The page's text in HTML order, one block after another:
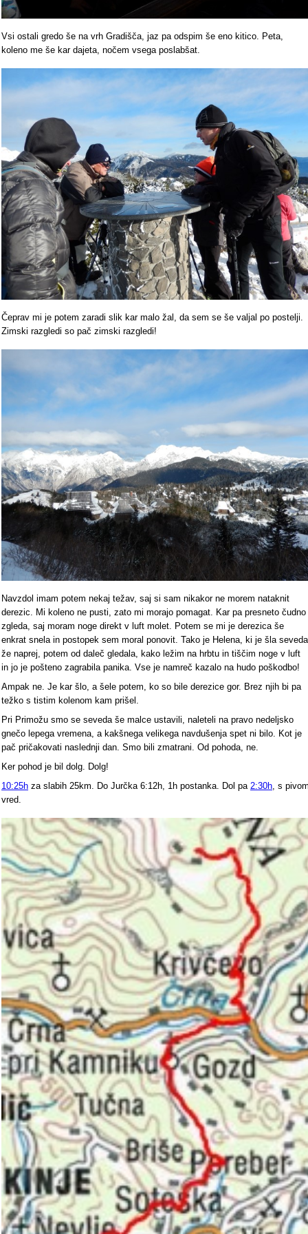
Vsi ostali gredo še na vrh Gradišča, jaz pa odspim še eno kitico. Peta,
koleno me še kar dajeta, nočem vsega poslabšat.
Čeprav mi je potem zaradi slik kar malo žal, da sem se še valjal po postelji.
Zimski razgledi so pač zimski razgledi!
Navzdol imam potem nekaj težav, saj si sam nikakor ne morem nataknit
derezic. Mi koleno ne pusti, zato mi morajo pomagat. Kar pa presneto čudno
zgleda, saj moram noge direkt v luft molet. Potem se mi je derezica še
enkrat snela in postopek sem moral ponovit. Tako je Helena, ki je šla seveda
že naprej, potem od daleč gledala, kako ležim na hrbtu in tiščim noge v luft
in jo je pošteno zagrabila panika. Vse je namreč kazalo na hudo poškodbo!
Ampak ne. Je kar šlo, a šele potem, ko so bile derezice gor. Brez njih bi pa
težko s tistim kolenom kam prišel.
Pri Primožu smo se seveda še malce ustavili, naleteli na pravo nedeljsko
gnečo lepega vremena, a kakšnega velikega navdušenja spet ni bilo. Kot je
pač pričakovati naslednji dan. Smo bili zmatrani. Od pohoda, ne.
Ker pohod je bil dolg. Dolg!
10:25h za slabih 25km. Do Jurčka 6:12h, 1h postanka. Dol pa 2:30h , s
vred.